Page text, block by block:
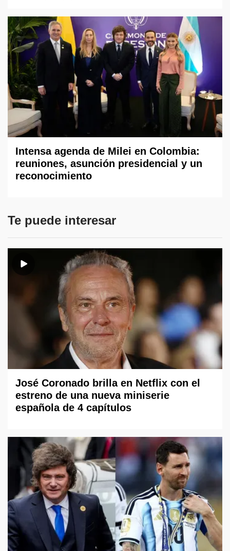
Intensa agenda de Milei en Colombia:
reuniones, asunción presidencial y un
reconocimiento
Te puede interesar
José Coronado brilla en Netflix con el
estreno de una nueva miniserie
española de 4 capítulos